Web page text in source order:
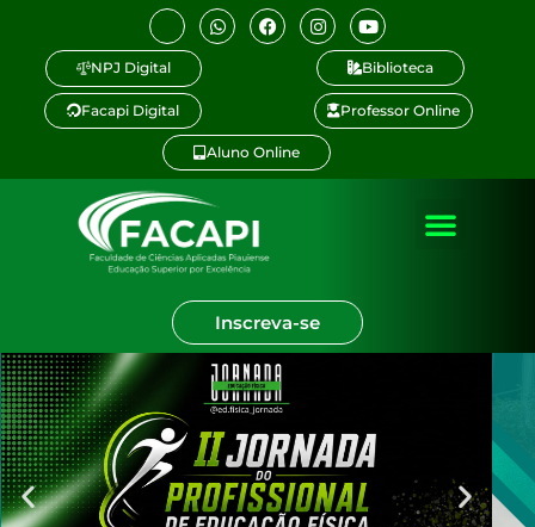
NPJ Digital Biblioteca
Facapi Digital Professor Online
Aluno Online
Inscreva-se